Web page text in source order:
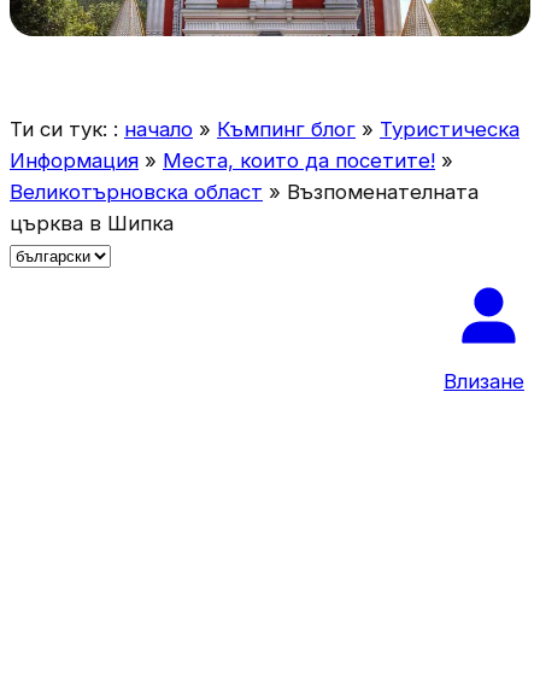
Ти си тук: : начало » Къмпинг блог » Туристическа
Информация » Места, които да посетите! »
Великотърновска област » Възпоменателната
църква в Шипка
И
Влизане